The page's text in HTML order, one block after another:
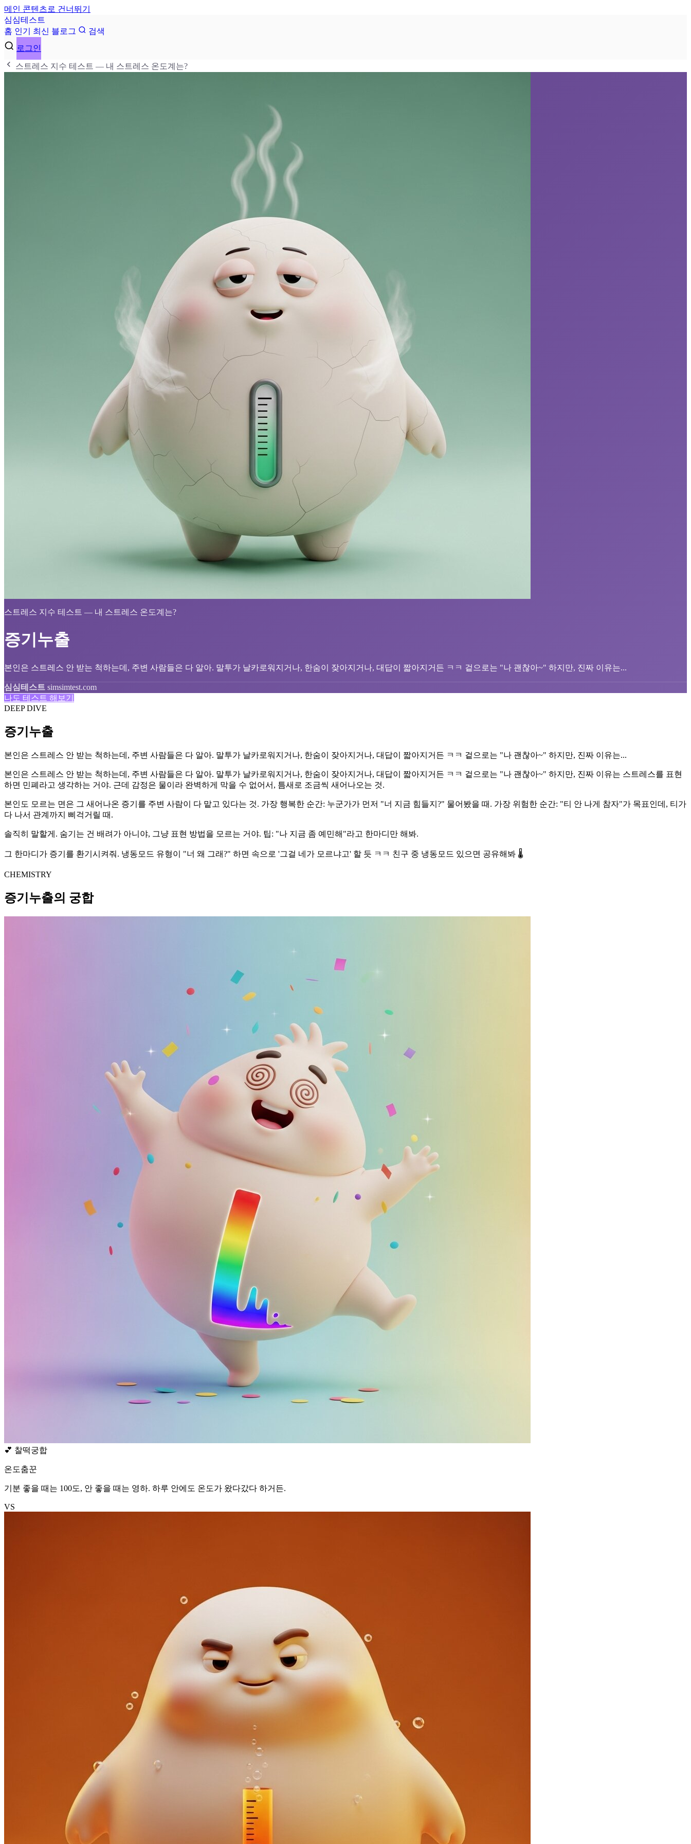
메인 콘텐츠로 건너뛰기
심심테 스 트
홈 인기 최신 블로그
검색
로그인
스트레스 지수 테스트 — 내 스트레스 온도계는?
스트레스 지수 테스트 — 내 스트레스 온도계는?
증기누출
본인은 스트레스 안 받는 척하는데, 주변 사람들은 다 알아. 말투가 날카로워지거나, 한숨이 잦아지거나, 대답이 짧아지거든 ㅋㅋ 겉으로는 "나 괜찮아~" 하지만, 진짜 이유는...
심심테스트 simsimtest.com
나도 테스트 해보기
DEEP DIVE
증기누출
본인은 스트레스 안 받는 척하는데, 주변 사람들은 다 알아. 말투가 날카로워지거나, 한숨이 잦아지거나, 대답이 짧아지거든 ㅋㅋ 겉으로는 "나 괜찮아~" 하지만, 진짜 이유는...
본인은 스트레스 안 받는 척하는데, 주변 사람들은 다 알아. 말투가 날카로워지거나, 한숨이 잦아지거나, 대답이 짧아지거든 ㅋㅋ 겉으로는 "나 괜찮아~" 하지만, 진짜 이유는 스트레스를 표현
하면 민폐라고 생각하는 거야. 근데 감정은 물이라 완벽하게 막을 수 없어서, 틈새로 조금씩 새어나오는 것.
본인도 모르는 면은 그 새어나온 증기를 주변 사람이 다 맡고 있다는 것. 가장 행복한 순간: 누군가가 먼저 "너 지금 힘들지?" 물어봤을 때. 가장 위험한 순간: "티 안 나게 참자"가 목표인데, 티가
다 나서 관계까지 삐걱거릴 때.
솔직히 말할게. 숨기는 건 배려가 아니야, 그냥 표현 방법을 모르는 거야. 팁: "나 지금 좀 예민해"라고 한마디만 해봐.
그 한마디가 증기를 환기시켜줘. 냉동모드 유형이 "너 왜 그래?" 하면 속으로 '그걸 네가 모르냐고' 할 듯 ㅋㅋ 친구 중 냉동모드 있으면 공유해봐 🌡️
CHEMISTRY
증기누출의 궁합
💕 찰떡궁합
온도춤꾼
기분 좋을 때는 100도, 안 좋을 때는 영하. 하루 안에도 온도가 왔다갔다 하거든.
VS